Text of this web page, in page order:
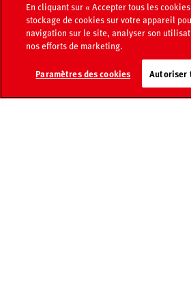
Catalogue
Page
médias
Recherche de
revendeurs
En cliquant sur « Accepter tous les
stockage de cookies sur votre appareil
navigation sur le site, analyser son
nos efforts de marketing.
Paramètres des cookies Autoriser